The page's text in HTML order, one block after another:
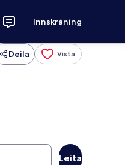
Innskráning
Deila Vista
Leita